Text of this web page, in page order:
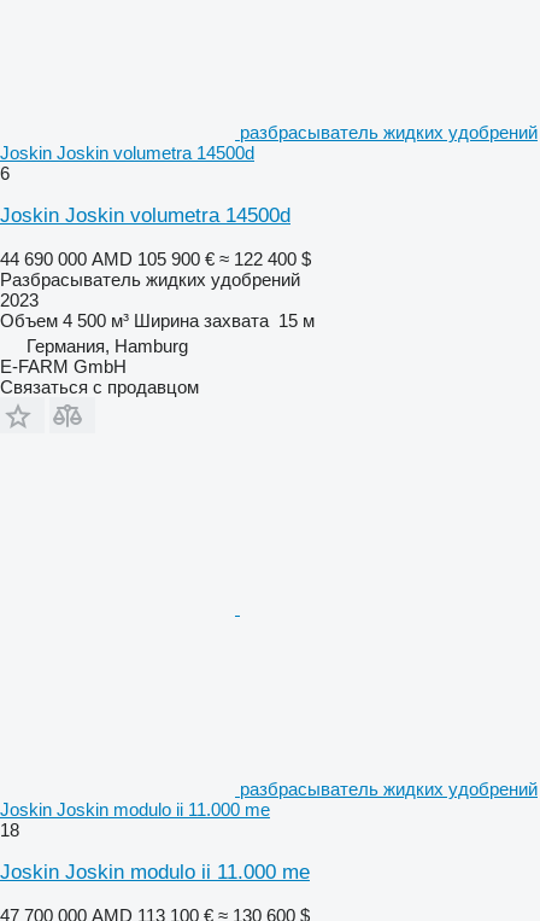
разбрасыватель жидких удобрений
Joskin Joskin volumetra 14500d
6
Joskin Joskin volumetra 14500d
44 690 000 AMD 105 900 € ≈ 122 400 $
Разбрасыватель жидких удобрений
2023
Объем 4 500 м³ Ширина захвата 15 м
Германия, Hamburg
E-FARM GmbH
Связаться с продавцом
разбрасыватель жидких удобрений
Joskin Joskin modulo ii 11.000 me
18
Joskin Joskin modulo ii 11.000 me
47 700 000 AMD 113 100 € ≈ 130 600 $